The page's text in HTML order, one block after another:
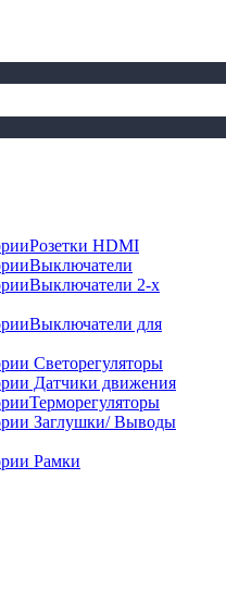
Розетки HDMI
Выключатели
Выключатели 2-х
Выключатели для
Светорегуляторы
Датчики движения
Терморегуляторы
Заглушки/ Выводы
Рамки